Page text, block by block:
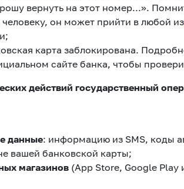
вернуть на этот номер...».
он может прийти в любой из
карта заблокирована.
сайте банка, чтобы
действий государственный
данные: информацию из SMS, коды
вашей банковской карты;
магазинов (App Store, Google Play